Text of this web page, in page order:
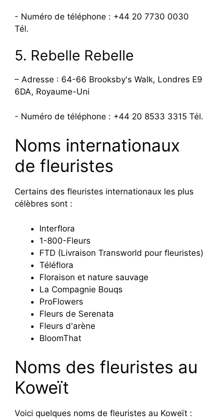
- Numéro de téléphone : +44 20 7730 0030
Tél.
5. Rebelle Rebelle
– Adresse : 64-66 Brooksby's Walk, Londres E9
6DA, Royaume-Uni
- Numéro de téléphone : +44 20 8533 3315 Tél.
Noms internationaux
de fleuristes
Certains des fleuristes internationaux les plus
célèbres sont :
Interflora
1-800-Fleurs
FTD (Livraison Transworld pour fleuristes)
Téléflora
Floraison et nature sauvage
La Compagnie Bouqs
ProFlowers
Fleurs de Serenata
Fleurs d'arène
BloomThat
Noms des fleuristes au
Koweït
Voici quelques noms de fleuristes au Koweït :